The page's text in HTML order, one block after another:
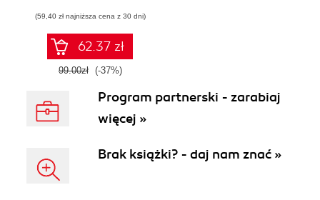
gotowych do pracy
(59,40 zł najniższa cena z 30 dni)
62.37 zł
99.00zł (-37%)
Program partnerski - zarabiaj
więcej »
Brak książki? - daj nam znać »